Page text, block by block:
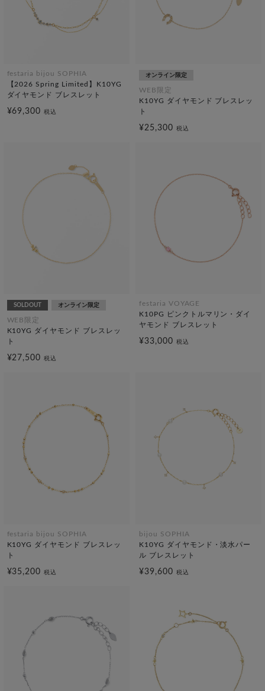
festaria bijou SOPHIA
【2026 Spring Limited】K10YG
ダイヤモンド ブレスレット
¥69,300税込
オンライン限定
WEB限定
K10YG ダイヤモンド ブレスレッ
ト
¥25,300 税込
SOLDOUT オンライン限定
WEB限定
K10YG ダイヤモンド ブレスレッ
ト
¥27,500税込
festaria VOYAGE
K10PG ピンクトルマリン・ダイ
ヤモンド ブレスレット
¥33,000 税込
festaria bijou SOPHIA
K10YG ダイヤモンド ブレスレッ
ト
¥35,200税込
bijou SOPHIA
K10YG ダイヤモンド・淡水パー
ル ブレスレット
¥39,600 税込